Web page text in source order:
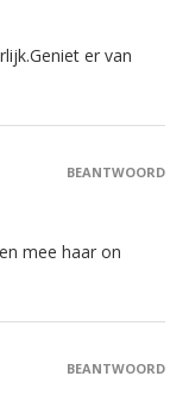
er van
mee haar on
BEANTWOORD
BEANTWOORD